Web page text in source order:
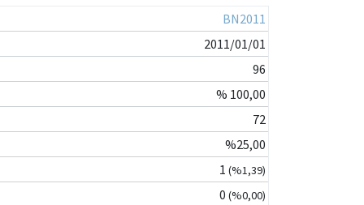
BN2011
2011/01/01
96
% 100,00
72
%25,00
1 (%1,39)
0 (%0,00)